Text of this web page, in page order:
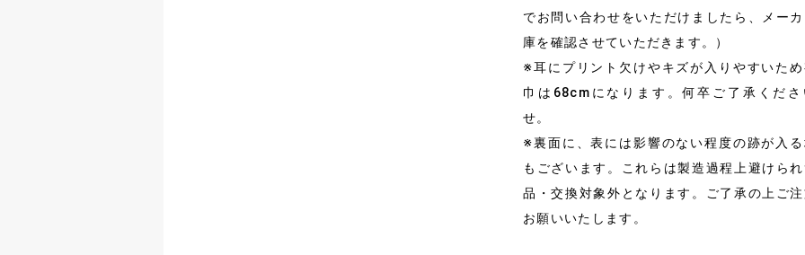
でお問い合わせをいただけましたら、メー
庫を確認させていただきます。）
※耳にプリント欠けやキズが入りやすいた
巾は68cmになります。何卒ご了承くださ
せ。
※裏面に、表には影響のない程度の跡が入
もございます。これらは製造過程上避けら
品・交換対象外となります。ご了承の上ご
お願いいたします。